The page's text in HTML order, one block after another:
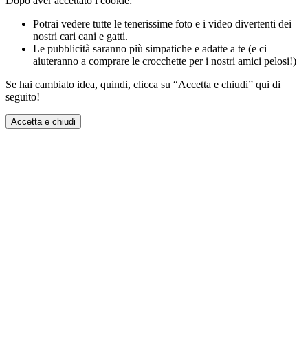
Potrai vedere tutte le tenerissime foto e i video divertenti dei
nostri cari cani e gatti.
Le pubblicità saranno più simpatiche e adatte a te (e ci
aiuteranno a comprare le crocchette per i nostri amici pelosi!)
Se hai cambiato idea, quindi, clicca su “Accetta e chiudi” qui di
seguito!
Accetta e chiudi